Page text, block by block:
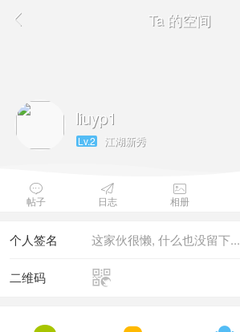
 Ta 的空间
liuyp1
Lv.2 江湖新秀

帖子

日志

相册
这家伙很懒, 什么也没留下...
个人签名

二维码